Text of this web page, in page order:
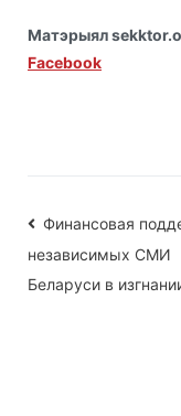
Матэрыял
Facebook
па
Финансовая
независимых СМИ
Беларуси в